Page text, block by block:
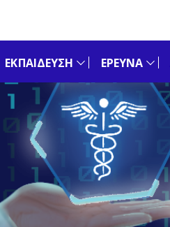
ΕΚΠΑΙΔΕΥΣΗ ΕΡΕΥΝΑ